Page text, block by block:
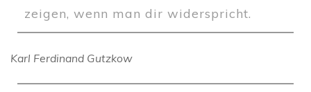
zeigen, wenn man dir widerspricht.
Karl Ferdinand Gutzkow